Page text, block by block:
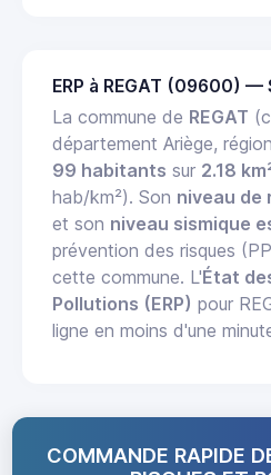
ERP à REGAT (09600) —
La commune de REGAT
département Ariège,
99 habitants sur 2.18
hab/km²). Son niveau de
et son niveau sismique
prévention des risques
cette commune. L'État
Pollutions (ERP) pour
ligne en moins d'une
COMMANDE RAPIDE